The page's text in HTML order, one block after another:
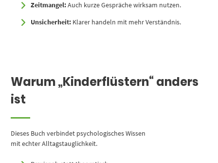
Zeitmangel:Auch kurze Gespräche wirksam nutzen.
Unsicherheit: Klarer handeln mit mehr Verständnis.
Warum „Kinderflüstern“ anders
ist
Dieses Buch verbindet psychologisches Wissen
mit echter Alltagstauglichkeit.